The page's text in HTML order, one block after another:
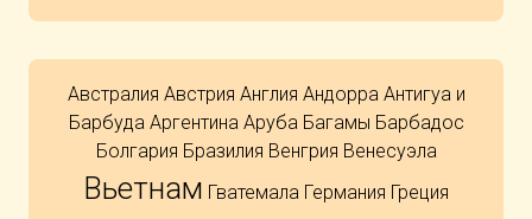
Австралия Австрия Англия Андорра Антигуа и
Барбуда Аргентина Аруба Багамы Барбадос
Болгария Бразилия Венгрия Венесуэла
Вьетнам Гватемала Германия Греция